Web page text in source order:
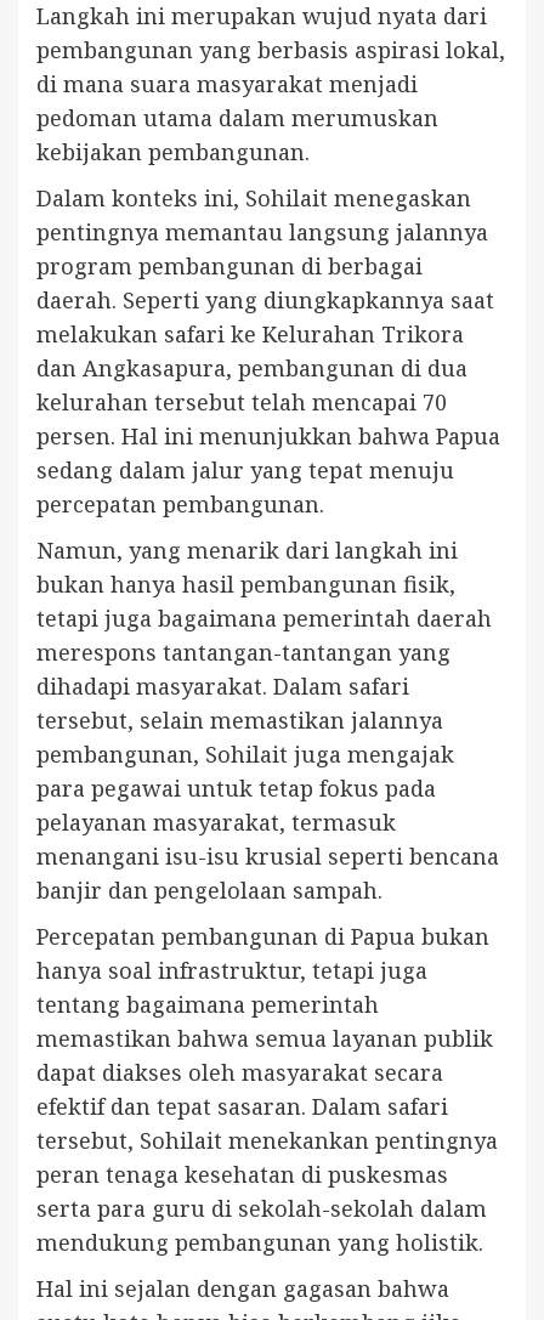
Langkah ini merupakan wujud nyata dari
pembangunan yang berbasis aspirasi lokal,
di mana suara masyarakat menjadi
pedoman utama dalam merumuskan
kebijakan pembangunan.
Dalam konteks ini, Sohilait menegaskan
pentingnya memantau langsung jalannya
program pembangunan di berbagai
daerah. Seperti yang diungkapkannya saat
melakukan safari ke Kelurahan Trikora
dan Angkasapura, pembangunan di dua
kelurahan tersebut telah mencapai 70
persen. Hal ini menunjukkan bahwa Papua
sedang dalam jalur yang tepat menuju
percepatan pembangunan.
Namun, yang menarik dari langkah ini
bukan hanya hasil pembangunan fisik,
tetapi juga bagaimana pemerintah daerah
merespons tantangan-tantangan yang
dihadapi masyarakat. Dalam safari
tersebut, selain memastikan jalannya
pembangunan, Sohilait juga mengajak
para pegawai untuk tetap fokus pada
pelayanan masyarakat, termasuk
menangani isu-isu krusial seperti bencana
banjir dan pengelolaan sampah.
Percepatan pembangunan di Papua bukan
hanya soal infrastruktur, tetapi juga
tentang bagaimana pemerintah
memastikan bahwa semua layanan publik
dapat diakses oleh masyarakat secara
efektif dan tepat sasaran. Dalam safari
tersebut, Sohilait menekankan pentingnya
peran tenaga kesehatan di puskesmas
serta para guru di sekolah-sekolah dalam
mendukung pembangunan yang holistik.
Hal ini sejalan dengan gagasan bahwa